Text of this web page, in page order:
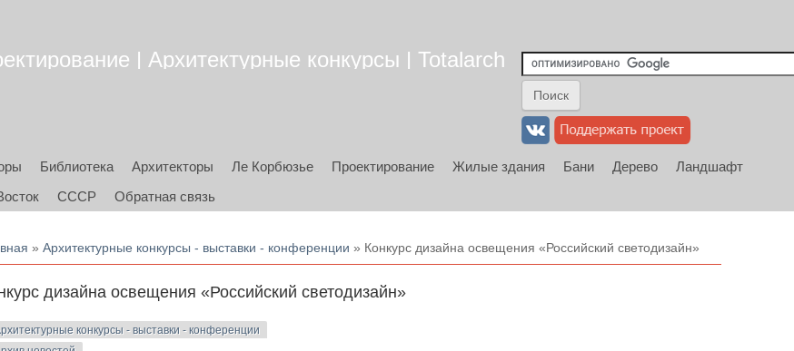
| Архитектурные конкурсы | Totalarch
Библиотека Архитекторы Ле Корбюзье Проектирование Жилые здания Бани Дерево
Ландшафт
СССР Обратная связь
»Архитектурные конкурсы - выставки - конференции » Конкурс дизайна освещения «Российский светодизайн»
дизайна освещения «Российский светодизайн»
конкурсы - выставки - конференции